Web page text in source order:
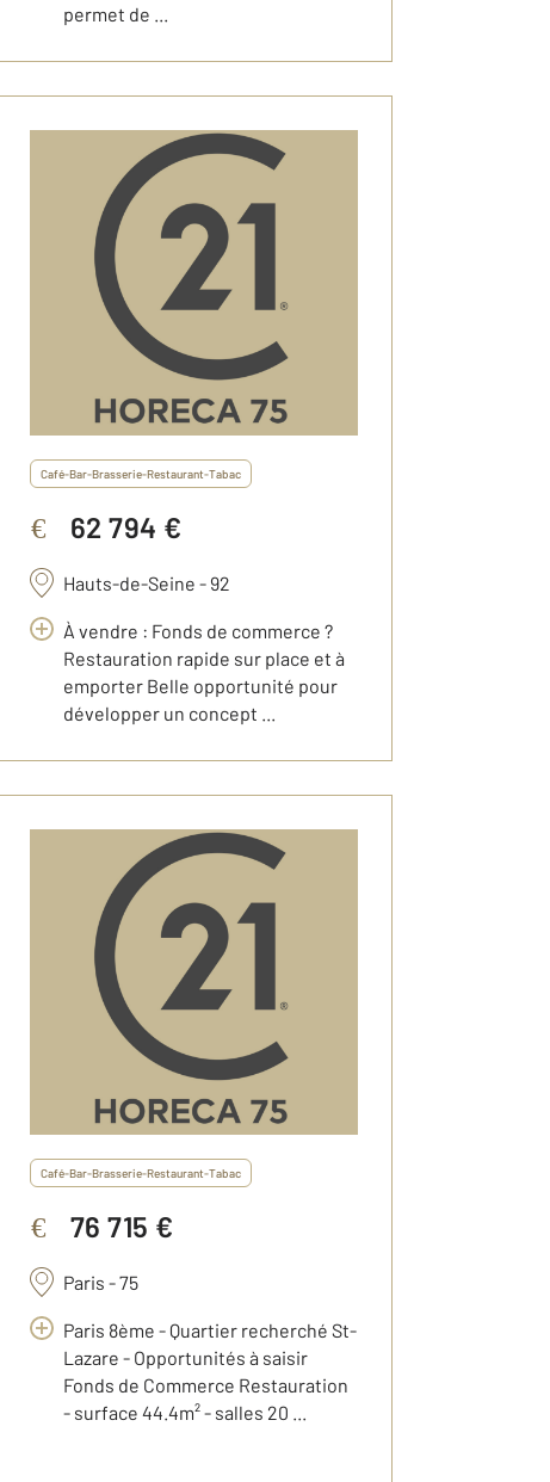
permet de ...
Café-Bar-Brasserie-Restaurant-Tabac
€ 62 794 €
Hauts-de-Seine - 92
À vendre : Fonds de commerce ?
Restauration rapide sur place et à
emporter Belle opportunité pour
développer un concept ...
Café-Bar-Brasserie-Restaurant-Tabac
€ 76 715 €
Paris - 75
Paris 8ème - Quartier recherché St-
Lazare - Opportunités à saisir
Fonds de Commerce Restauration
- surface 44.4m² - salles 20 ...